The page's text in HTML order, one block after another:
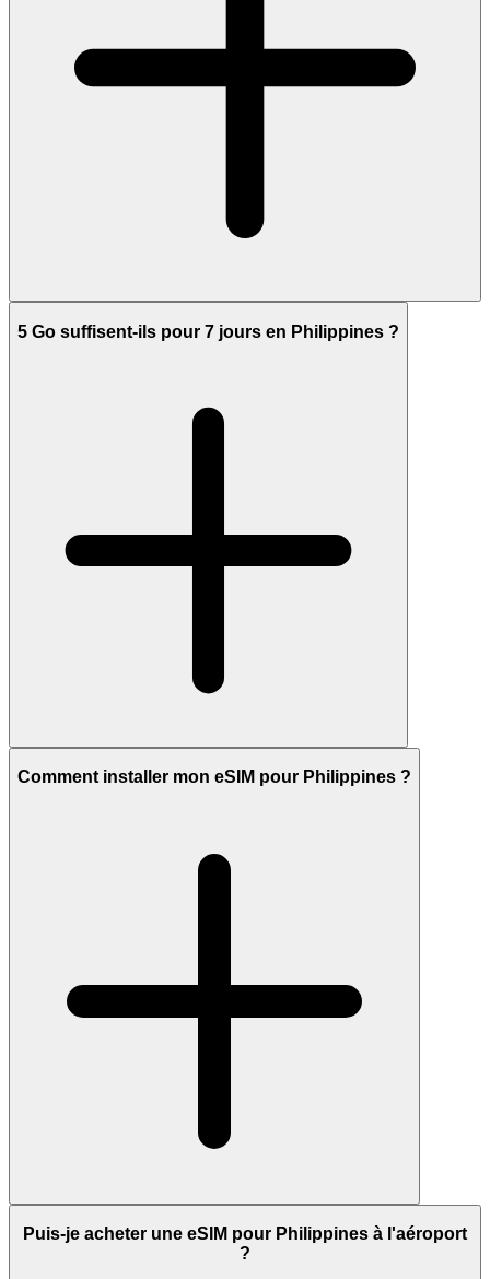
5 Go suffisent-ils pour 7 jours en Philippines ?
Comment installer mon eSIM pour Philippines ?
Puis-je acheter une eSIM pour Philippines à l'aéroport
?